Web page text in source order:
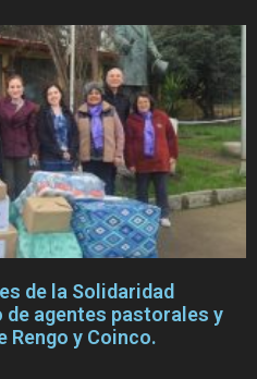
de la Solidaridad
agentes pastorales y
Rengo y Coinco.